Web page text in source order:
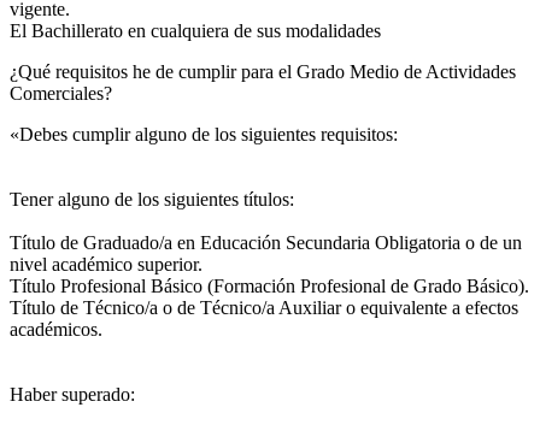
vigente.
El Bachillerato en cualquiera de sus modalidades
¿Qué requisitos he de cumplir para el Grado Medio de Actividades
Comerciales?
«Debes cumplir alguno de los siguientes requisitos:
Tener alguno de los siguientes títulos:
Título de Graduado/a en Educación Secundaria Obligatoria o de un
nivel académico superior.
Título Profesional Básico (Formación Profesional de Grado Básico).
Título de Técnico/a o de Técnico/a Auxiliar o equivalente a efectos
académicos.
Haber superado: